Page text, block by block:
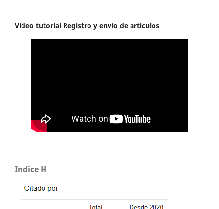
Video tutorial Registro y envío de artículos
Indice H